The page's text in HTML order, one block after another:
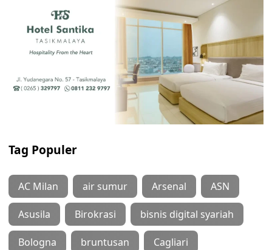
Tag Populer
AC Milan air sumur Arsenal ASN
Asusila Birokrasi bisnis digital syariah
Bologna bruntusan Cagliari